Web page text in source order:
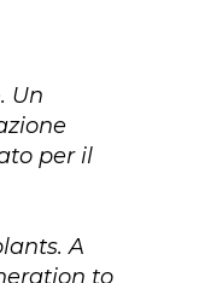
Un
per il
A
to